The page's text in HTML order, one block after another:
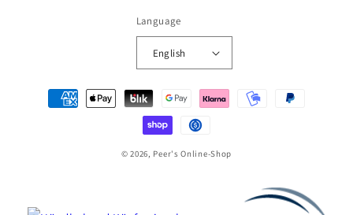
Language
English
Payment
methods
© 2026, Peer's Online-Shop